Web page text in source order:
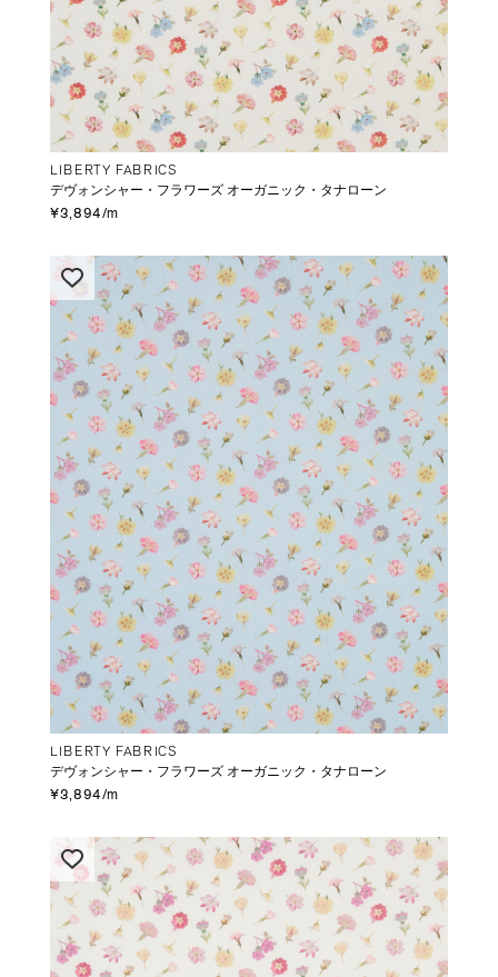
LIBERTY FABRICS
デヴォンシャー・フラワーズ オーガニック・タナローン
¥3,894/m
LIBERTY FABRICS
デヴォンシャー・フラワーズ オーガニック・タナローン
¥3,894/m